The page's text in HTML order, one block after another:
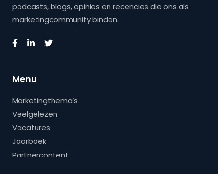
podcasts, blogs, opinies en recencies die ons als
marketingcommunity binden.
Menu
Marketingthema’s
Veelgelezen
Vacatures
Jaarboek
Partnercontent